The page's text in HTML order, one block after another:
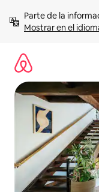
contenidoMostrar en el